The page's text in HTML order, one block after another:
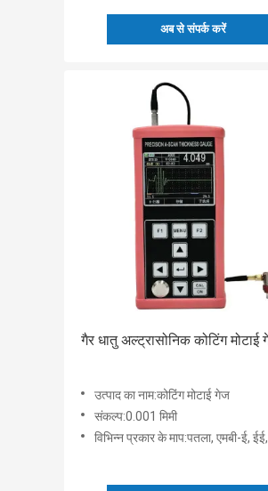
अब से संपर्क करें
गैर धातु अल्ट्रासोनिक कोटिंग मोटाई
उत्पाद का नाम:कोटिंग मोटाई गेज
संकल्प:0.001 मिमी
विभिन्न प्रकार के माप:पतला, एमबी-ई,